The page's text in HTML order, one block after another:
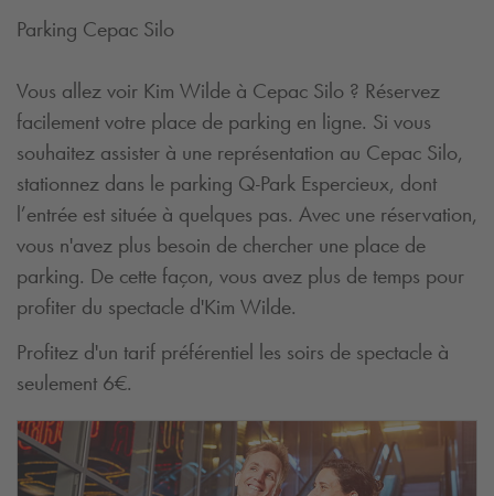
Parking Cepac Silo
Vous allez voir Kim Wilde à Cepac Silo ? Réservez
facilement votre place de parking en ligne. Si vous
souhaitez assister à une représentation au Cepac Silo,
stationnez dans le parking Q-Park Espercieux, dont
l’entrée est située à quelques pas. Avec une réservation,
vous n'avez plus besoin de chercher une place de
parking. De cette façon, vous avez plus de temps pour
profiter du spectacle d'Kim Wilde.
Profitez d'un tarif préférentiel les soirs de spectacle à
seulement 6€.